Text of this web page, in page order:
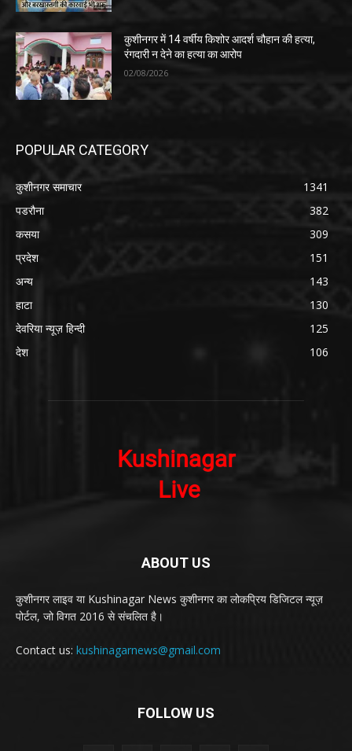
कुशीनगर में 14 वर्षीय किशोर आदर्श चौहान की हत्या,
रंगदारी न देने का हत्या का आरोप
02/08/2026
POPULAR CATEGORY
कुशीनगर समाचार
1341
पडरौना
382
कसया
309
प्रदेश
151
अन्य
143
हाटा
130
देवरिया न्यूज़ हिन्दी
125
देश
106
ABOUT US
कुशीनगर लाइव या Kushinagar News कुशीनगर का लोकप्रिय डिजिटल न्यूज़
पोर्टल, जो विगत 2016 से संचलित है।
Contact us: kushinagarnews@gmail.com
FOLLOW US